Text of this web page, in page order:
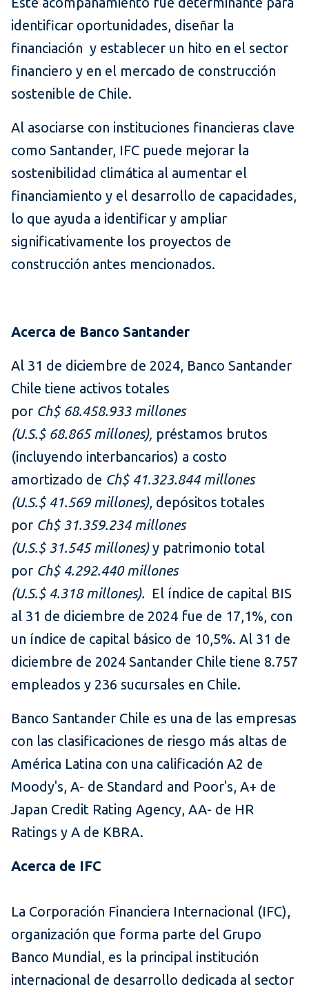
identificar oportunidades, diseñar la
financiación y establecer un hito en el sector
financiero y en el mercado de construcción
sostenible de Chile.
Al asociarse con instituciones financieras clave
como Santander, IFC puede mejorar la
sostenibilidad climática al aumentar el
financiamiento y el desarrollo de capacidades,
lo que ayuda a identificar y ampliar
significativamente los proyectos de
construcción antes mencionados.
Acerca de Banco Santander
Al 31 de diciembre de 2024, Banco Santander
Chile tiene activos totales
por Ch$ 68.458.933 millones
(U.S.$ 68.865 millones), préstamos brutos
(incluyendo interbancarios) a costo
amortizado de Ch$ 41.323.844 millones
(U.S.$ 41.569 millones), depósitos totales
por Ch$ 31.359.234 millones
(U.S.$ 31.545 millones)y patrimonio total
por Ch$ 4.292.440 millones
(U.S.$ 4.318 millones). El índice de capital BIS
al 31 de diciembre de 2024 fue de 17,1%, con
un índice de capital básico de 10,5%. Al 31 de
diciembre de 2024 Santander Chile tiene 8.757
empleados y 236 sucursales en Chile.
Banco Santander Chile es una de las empresas
con las clasificaciones de riesgo más altas de
América Latina con una calificación A2 de
Moody's, A- de Standard and Poor's, A+ de
Japan Credit Rating Agency, AA- de HR
Ratings y A de KBRA.
Acerca de IFC
La Corporación Financiera Internacional (IFC),
organización que forma parte del Grupo
Banco Mundial, es la principal institución
internacional de desarrollo dedicada al sector